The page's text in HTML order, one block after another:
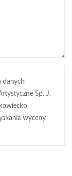
danych
Sp. J.
wyceny